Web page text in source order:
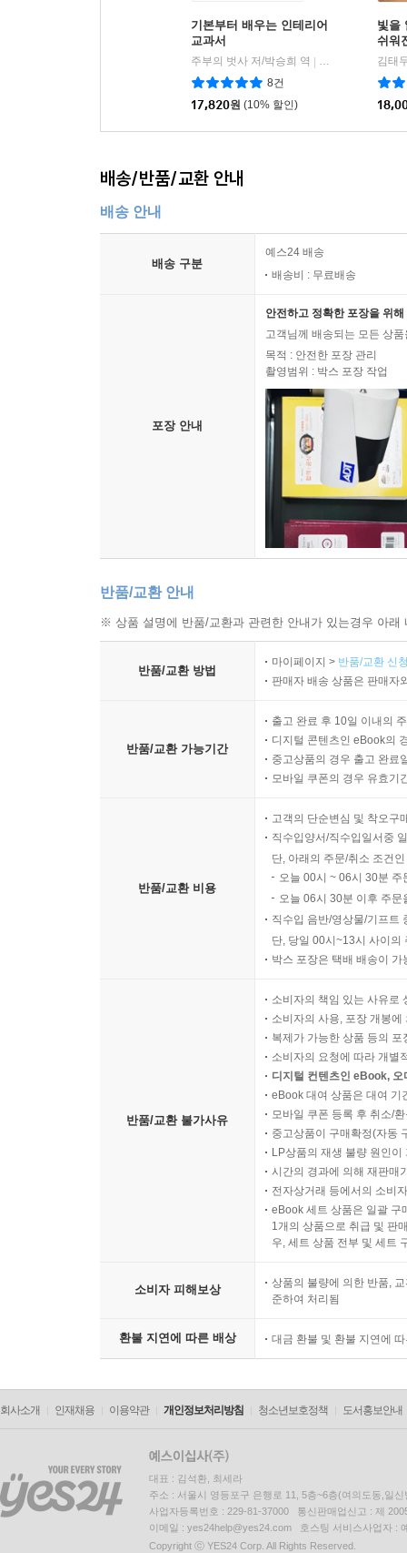
기본부터 배우는 인테리어
교과서
주부의 벗사 저/박승희 역
즐거운상상
8건
17,820원 (10% 할인)
빛을
쉬워
김태
배송/반품/교환 안내
배송 안내
배송 구분
예스24 배송
배송비 : 무료배송
포장 안내
안전하고 정확한 포장을 위
고객님께 배송되는 모든 상
목적 : 안전한 포장 관리
촬영범위 : 박스 포장 작업
반품/교환 안내
※ 상품 설명에 반품/교환과 관련한 안내가 있는경우 아
반품/교환 방법
마이페이지 > 반품/교환 신
판매자 배송 상품은 판매자
반품/교환 가능기간
출고 완료 후 10일 이내의
디지털 콘텐츠인 eBook의
중고상품의 경우 출고 완료
모바일 쿠폰의 경우 유효기
반품/교환 비용
고객의 단순변심 및 착오구
직수입양서/직수입일서중
단, 아래의 주문/취소 조건
오늘 00시 ~ 06시 30분
오늘 06시 30분 이후 주
직수입 음반/영상물/기프트
단, 당일 00시~13시 사이의
박스 포장은 택배 배송이
반품/교환 불가사유
소비자의 책임 있는 사유로
소비자의 사용, 포장 개봉
복제가 가능한 상품 등의
소비자의 요청에 따라 개별
디지털 컨텐츠인 eBook,
eBook 대여 상품은 대여 기
모바일 쿠폰 등록 후 취소/
중고상품이 구매확정(자동
LP상품의 재생 불량 원인
시간의 경과에 의해 재판매
전자상거래 등에서의 소비
eBook 세트 상품은 일괄 구
1개의 상품으로 취급 및 판
우, 세트 상품 전부 및 세트
소비자 피해보상
상품의 불량에 의한 반품,
준하여 처리됨
환불 지연에 따른 배상 대금 환불 및 환불 지연에
회사소개 인재채용 이용약관 개인정보처리방침 청소년보호정책 도서홍보안내
대표 : 김석환, 최세라
주소 : 서울시 영등포구 은행로 11, 5층~6층(여의도동,일신
사업자등록번호 : 229-81-37000 통신판매업신고 : 제
이메일 : yes24help@yes24.com 호스팅 서비스사업자 :
Copyright ⓒ YES24 Corp. All Rights Reserved.